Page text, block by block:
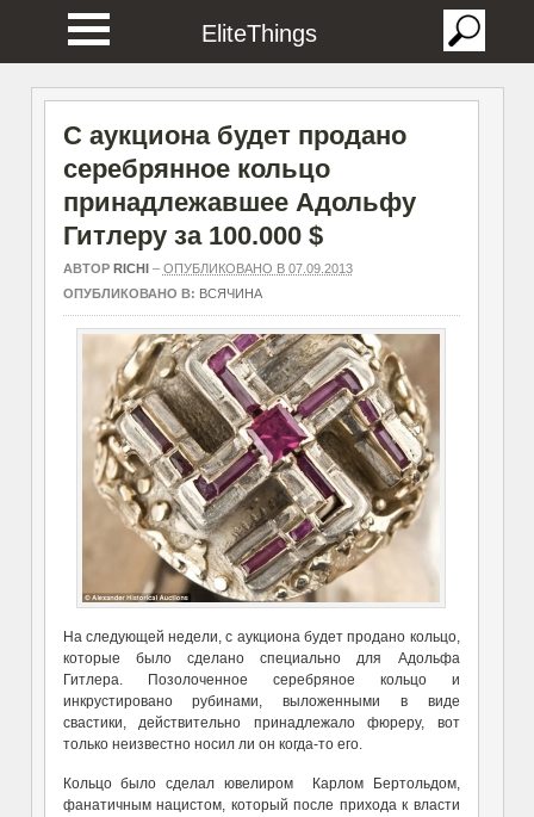
EliteThings
С аукциона будет продано
серебрянное кольцо
принадлежавшее Адольфу
Гитлеру за 100.000 $
АВТОР RICHI– ОПУБЛИКОВАНО В 07.09.2013
ОПУБЛИКОВАНО В: ВСЯЧИНА
На следующей недели, с аукциона будет продано кольцо,
которые было сделано специально для Адольфа
Гитлера. Позолоченное серебряное кольцо и
инкрустировано рубинами, выложенными в виде
свастики, действительно принадлежало фюреру, вот
только неизвестно носил ли он когда-то его.
Кольцо было сделал ювелиром Карлом Бертольдом,
фанатичным нацистом, который после прихода к власти